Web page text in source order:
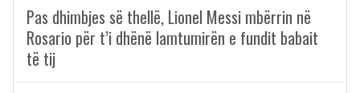
Pas dhimbjes së thellë, Lionel Messi mbërrin në
Rosario për t’i dhënë lamtumirën e fundit babait
të tij